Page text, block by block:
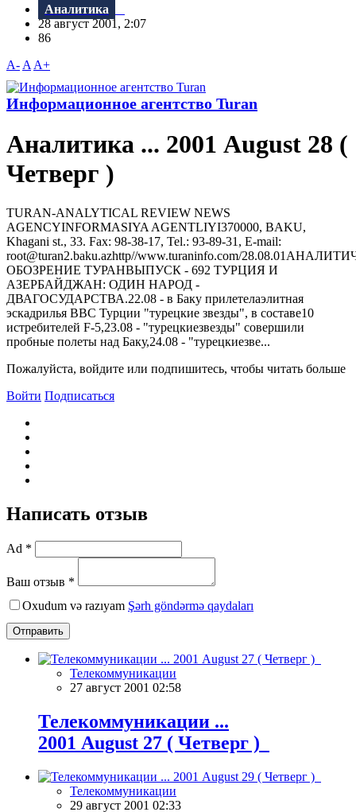
Аналитика
28 август 2001, 2:07
86
A- A A+
Информационное агентство Turan
Аналитика ... 2001 August 28 (
Четверг )
TURAN-ANALYTICAL REVIEW NEWS
AGENCYINFORMASIYA AGENTLIYI370000, BAKU,
Khagani st., 33. Fax: 98-38-17, Tel.: 93-89-31, E-mail:
root@turan2.baku.azhttр//www.turaninfo.com/
ОБОЗРЕНИЕ ТУРАНВЫПУСК - 692 ТУРЦИЯ И
АЗЕРБАЙДЖАН: ОДИН НАРОД -
ДВАГОСУДАРСТВА.22.08 - в Баку прилетелаэлитная
эскадрилья ВВС Турции "турецкие звезды", в составе10
истребителей F-5,23.08 - "турецкиезвезды" совершили
пробные полеты над Баку,24.08 - "турецкиезве...
Пожалуйста, войдите или подпишитесь, чтобы читать больше
Войти Подписаться
Написать отзыв
Ad *
Ваш отзыв *
Oxudum və razıyam Şərh göndərmə qaydaları
Отправить
Телекоммуникации
27 август 2001 02:58
Телекоммуникации ...
2001 August 27 ( Четверг )
Телекоммуникации
29 август 2001 02:33